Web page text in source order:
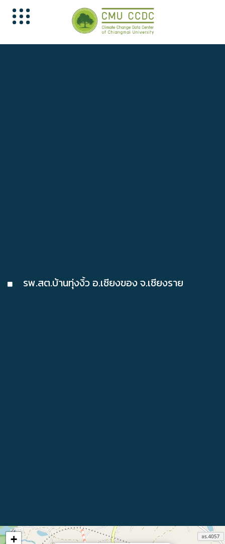
รพ.สต.บ้านทุ่งงิ้ว อ.เชียงของ จ.เชียงราย
+